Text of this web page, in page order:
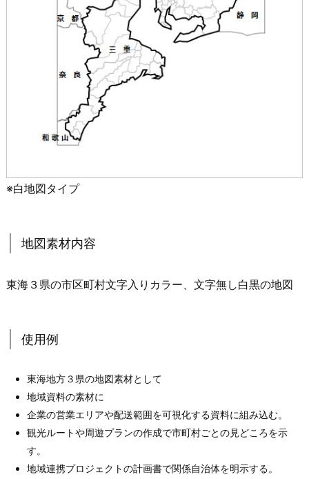
※白地図タイプ
地図素材内容
東海３県の市区町村文字入りカラー、文字無し白黒の地図
使用例
東海地方３県の地図素材として
地域資料の素材に
企業の営業エリアや配送範囲を可視化する資料に組み込む。
観光ルートや周遊プランの作成で市町村ごとの見どころを示
す。
地域連携プロジェクトの計画書で関係自治体を明示する。